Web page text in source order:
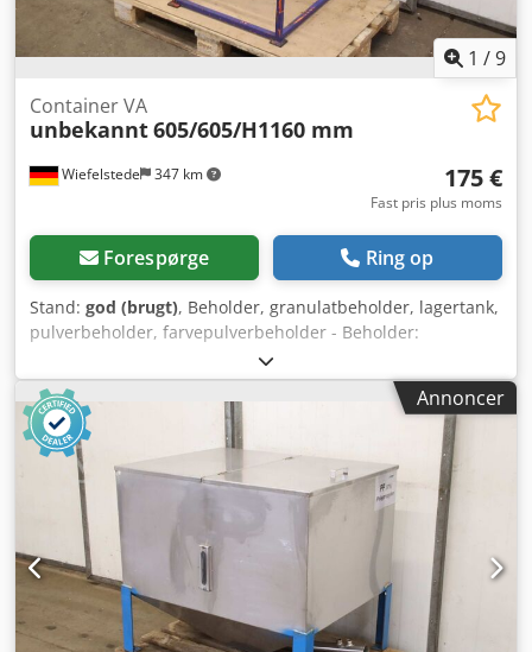
1 /9
Wiefelstede 347 km
Container VA
unbekannt605/605/H1160 mm
175 €
Fast pris plus moms
Forespørge Ring op
Stand: god (brugt), Beholder, granulatbeholder, lagertank,
pulverbeholder, farvepulverbeholder - Beholder:
Granulatbeholder - Materiale: Tank i rustfrit stål - Mål: se
teknisk tegning på foto - Antal: 2 beholdere tilgængelige -
Pris: pr. stk. - Dimensioner: 605/605/H1160 mm - Vægt: 28
kg/stk. Dedpfsyli R Ijx Akmjkr
Annoncer